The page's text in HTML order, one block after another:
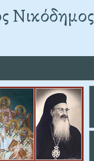
Νικόδημος